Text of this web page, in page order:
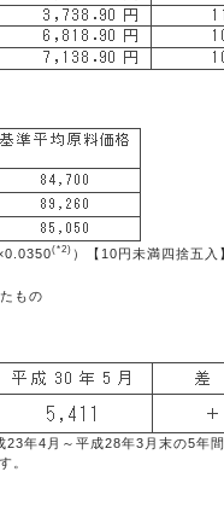
(*2) ）【10円未満四捨五入
もの
年4月～平成28年3月末の5年
。